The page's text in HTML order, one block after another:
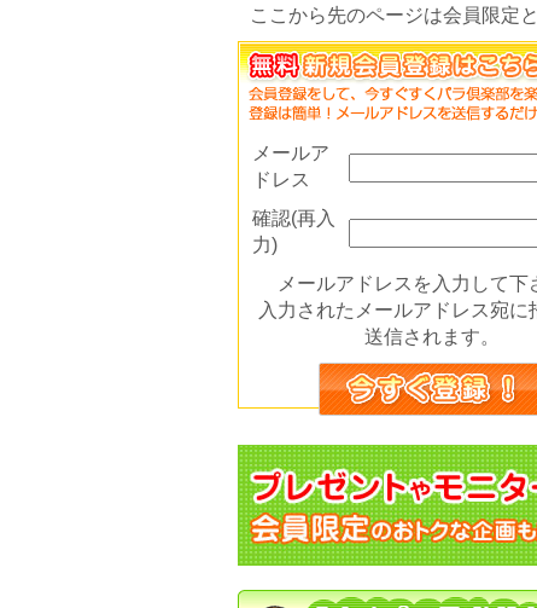
ここから先のページは会員限定
メールア
ドレス
確認(再入
力)
メールアドレスを入力して下
入力されたメールアドレス宛に
送信されます。